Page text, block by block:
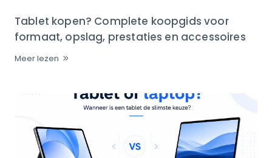
Tablet kopen? Complete koopgids voor
formaat, opslag, prestaties en accessoires
Meer lezen